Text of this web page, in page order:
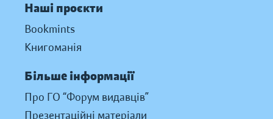
Наші проєкти
Bookmints
Книгоманія
Більше інформації
Про ГО “Форум видавців”
Презентаційні матеріали